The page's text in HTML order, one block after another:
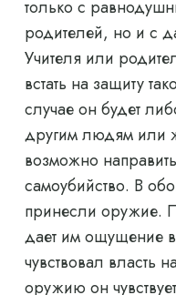
только с
родителей, но и с
Учителя или
встать на защиту
случае он будет
другим людям или
возможно
самоубийство. В
принесли оружие.
дает им ощущение
чувствовал власть
оружию он